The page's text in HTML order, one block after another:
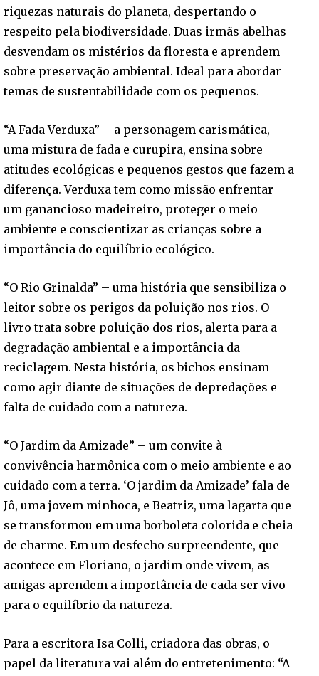
riquezas naturais do planeta, despertando o
respeito pela biodiversidade. Duas irmãs abelhas
desvendam os mistérios da floresta e aprendem
sobre preservação ambiental. Ideal para abordar
temas de sustentabilidade com os pequenos.
“A Fada Verduxa” – a personagem carismática,
uma mistura de fada e curupira, ensina sobre
atitudes ecológicas e pequenos gestos que fazem a
diferença. Verduxa tem como missão enfrentar
um ganancioso madeireiro, proteger o meio
ambiente e conscientizar as crianças sobre a
importância do equilíbrio ecológico.
“O Rio Grinalda” – uma história que sensibiliza o
leitor sobre os perigos da poluição nos rios. O
livro trata sobre poluição dos rios, alerta para a
degradação ambiental e a importância da
reciclagem. Nesta história, os bichos ensinam
como agir diante de situações de depredações e
falta de cuidado com a natureza.
“O Jardim da Amizade” – um convite à
convivência harmônica com o meio ambiente e ao
cuidado com a terra. ‘O jardim da Amizade’ fala de
Jô, uma jovem minhoca, e Beatriz, uma lagarta que
se transformou em uma borboleta colorida e cheia
de charme. Em um desfecho surpreendente, que
acontece em Floriano, o jardim onde vivem, as
amigas aprendem a importância de cada ser vivo
para o equilíbrio da natureza.
Para a escritora Isa Colli, criadora das obras, o
papel da literatura vai além do entretenimento: “A